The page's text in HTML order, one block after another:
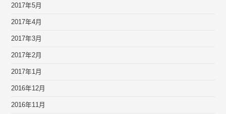
2017年5月
2017年4月
2017年3月
2017年2月
2017年1月
2016年12月
2016年11月